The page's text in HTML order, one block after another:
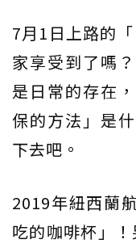
7月1日上路的
家享受到了嗎
是日常的存在
保的方法」是
下去吧。
2019年紐西蘭
吃的咖啡杯」